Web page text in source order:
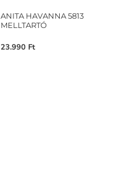
ANITA HAVANNA 5813
MELLTARTÓ
23.990 Ft